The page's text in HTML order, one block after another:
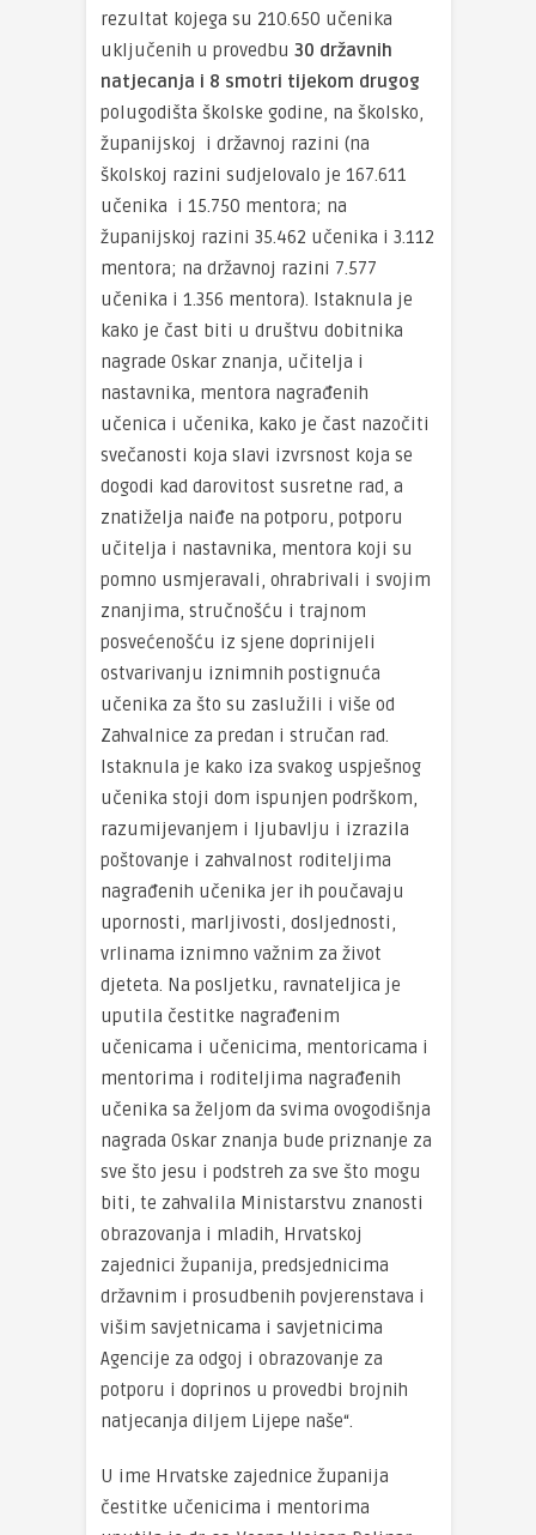
rezultat kojega su 210.650 učenika
uključenih u provedbu 30 državnih
natjecanja i 8 smotri tijekom drugog
polugodišta školske godine, na školsko,
županijskoj i državnoj razini (na
školskoj razini sudjelovalo je 167.611
učenika i 15.750 mentora; na
županijskoj razini 35.462 učenika i 3.112
mentora; na državnoj razini 7.577
učenika i 1.356 mentora). Istaknula je
kako je čast biti u društvu dobitnika
nagrade Oskar znanja, učitelja i
nastavnika, mentora nagrađenih
učenica i učenika, kako je čast nazočiti
svečanosti koja slavi izvrsnost koja se
dogodi kad darovitost susretne rad, a
znatiželja naiđe na potporu, potporu
učitelja i nastavnika, mentora koji su
pomno usmjeravali, ohrabrivali i svojim
znanjima, stručnošću i trajnom
posvećenošću iz sjene doprinijeli
ostvarivanju iznimnih postignuća
učenika za što su zaslužili i više od
Zahvalnice za predan i stručan rad.
Istaknula je kako iza svakog uspješnog
učenika stoji dom ispunjen podrškom,
razumijevanjem i ljubavlju i izrazila
poštovanje i zahvalnost roditeljima
nagrađenih učenika jer ih poučavaju
upornosti, marljivosti, dosljednosti,
vrlinama iznimno važnim za život
djeteta. Na posljetku, ravnateljica je
uputila čestitke nagrađenim
učenicama i učenicima, mentoricama i
mentorima i roditeljima nagrađenih
učenika sa željom da svima ovogodišnja
nagrada Oskar znanja bude priznanje za
sve što jesu i podstreh za sve što mogu
biti, te zahvalila Ministarstvu znanosti
obrazovanja i mladih, Hrvatskoj
zajednici županija, predsjednicima
državnim i prosudbenih povjerenstava i
višim savjetnicama i savjetnicima
Agencije za odgoj i obrazovanje za
potporu i doprinos u provedbi brojnih
natjecanja diljem Lijepe naše“.
U ime Hrvatske zajednice županija
čestitke učenicima i mentorima